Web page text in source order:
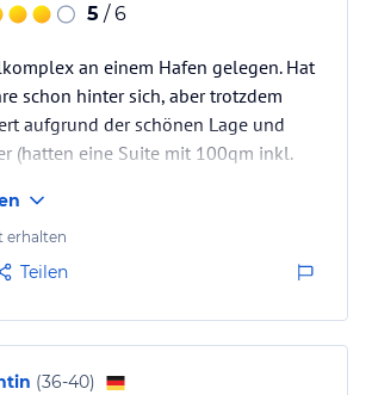
5 / 6
an einem Hafen gelegen. Hat
schon hinter sich, aber trotzdem
aufgrund der schönen Lage und
(hatten eine Suite mit 100qm inkl.
erhalten
Teilen
(36-40)